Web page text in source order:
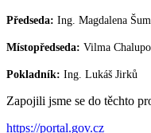
Předseda: Ing. Magdalena
Místopředseda: Vilma
Pokladník: Ing. Lukáš Jirků
Zapojili jsme se do těchto
https://portal.gov.cz